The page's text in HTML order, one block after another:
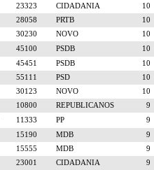
23323 CIDADANIA 10
28058 PRTB 10
30230 NOVO 10
45100 PSDB 10
45451 PSDB 10
55111 PSD 10
30123 NOVO 10
10800 REPUBLICANOS 9
11333 PP 9
15190 MDB 9
15555 MDB 9
23001 CIDADANIA 9